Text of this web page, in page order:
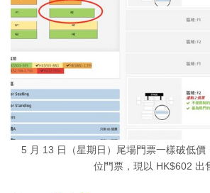
5 月 13 日（星期日）尾場門票一樣破低價
位門票，現以 HK$602 出